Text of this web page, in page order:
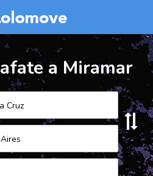
a Miramar